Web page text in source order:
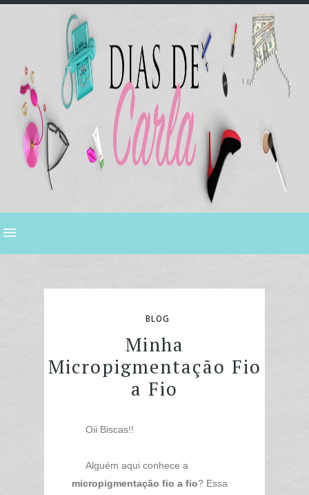
BLOG
Minha
Micropigmentação Fio
a Fio
Oii Biscas!!
Alguém aqui conhece a
micropigmentação fio a fio? Essa